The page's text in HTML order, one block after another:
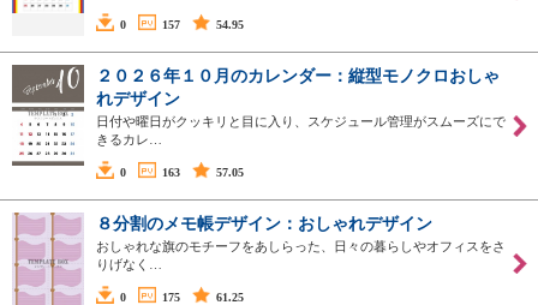
0 157 54.95
２０２６年１０月のカレンダー：縦型モノクロおしゃ
れデザイン
日付や曜日がクッキリと目に入り、スケジュール管理がスムーズにで
きるカレ…
0 163 57.05
８分割のメモ帳デザイン：おしゃれデザイン
おしゃれな旗のモチーフをあしらった、日々の暮らしやオフィスをさ
りげなく…
0 175 61.25